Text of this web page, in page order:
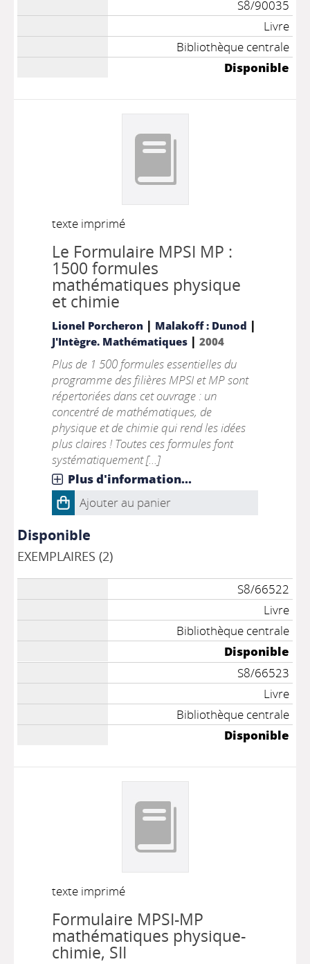
S8/90035
Livre
Bibliothèque centrale
Disponible
texte imprimé
Le Formulaire MPSI MP :
1500 formules
mathématiques physique
et chimie
Lionel Porcheron | Malakoff : Dunod |
J'Intègre. Mathématiques| 2004
Plus de 1 500 formules essentielles du
programme des filières MPSI et MP sont
répertoriées dans cet ouvrage : un
concentré de mathématiques, de
physique et de chimie qui rend les idées
plus claires ! Toutes ces formules font
systématiquement [...]
Plus d'information...
Ajouter au panier
Disponible
EXEMPLAIRES (2)
S8/66522
Livre
Bibliothèque centrale
Disponible
S8/66523
Livre
Bibliothèque centrale
Disponible
texte imprimé
Formulaire MPSI-MP
mathématiques physique-
chimie, SII